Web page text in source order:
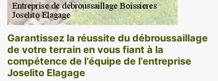
Garantissez la réussite du débroussaillage
de votre terrain en vous fiant à la
compétence de l’équipe de l’entreprise
Joselito Elagage